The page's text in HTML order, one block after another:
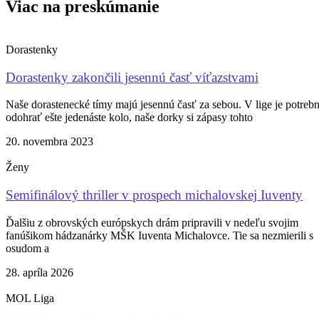
Viac na preskúmanie
Dorastenky
Dorastenky zakončili jesennú časť víťazstvami
Naše dorastenecké tímy majú jesennú časť za sebou. V lige je
odohrať ešte jedenáste kolo, naše dorky si zápasy tohto
20. novembra 2023
Ženy
Semifinálový thriller v prospech michalovskej Iuventy
Ďalšiu z obrovských európskych drám pripravili v nedeľu svojim
fanúšikom hádzanárky MŠK Iuventa Michalovce. Tie sa nezmierili s
osudom a
28. apríla 2026
MOL Liga